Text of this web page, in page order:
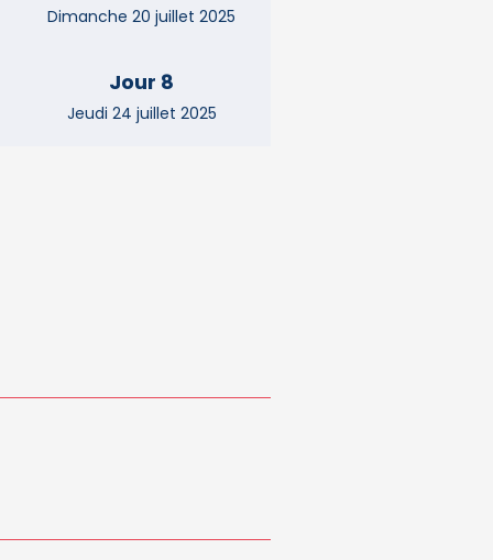
Dimanche 20 juillet 2025
Jour 8
Jeudi 24 juillet 2025